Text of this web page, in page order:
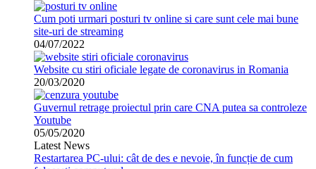
Cum poti urmari posturi tv online si care sunt cele mai bune
site-uri de streaming
04/07/2022
Website cu stiri oficiale legate de coronavirus in Romania
20/03/2020
Guvernul retrage proiectul prin care CNA putea sa controleze
Youtube
05/05/2020
Latest News
Restartarea PC-ului: cât de des e nevoie, în funcție de cum